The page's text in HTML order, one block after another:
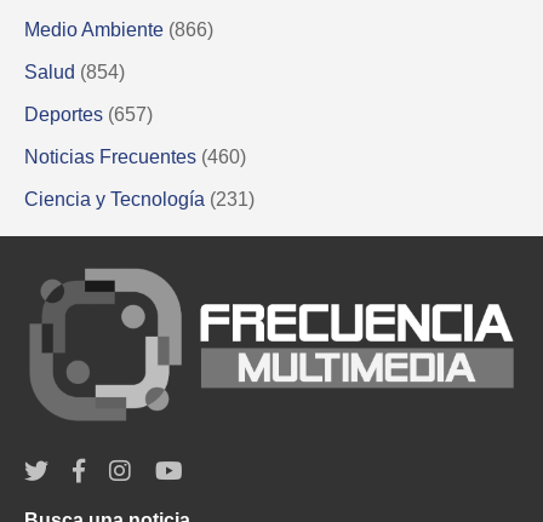
Medio Ambiente (866)
Salud (854)
Deportes (657)
Noticias Frecuentes (460)
Ciencia y Tecnología (231)